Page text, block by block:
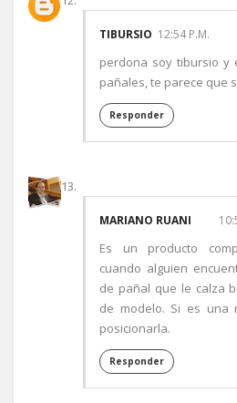
TIBURSIO 12:54 P.M.
perdona soy tibursio y
pañales, te parece que
Responder
MARIANO RUANI
Es un producto
cuando alguien
de pañal que le calza
de modelo. Si es una
posicionarla.
Responder